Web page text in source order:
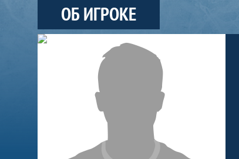
ОБ ИГРОКЕ
Участники-игрок